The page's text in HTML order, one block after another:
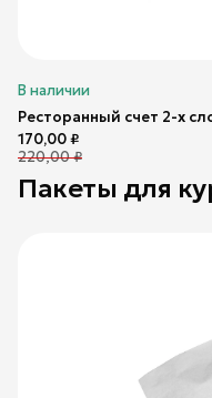
В наличии
Ресторанный счет 2-х
170,00₽
220,00₽
Пакеты для